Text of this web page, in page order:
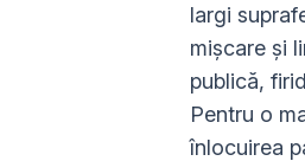
largi
mişcare şi
publică,
Pentru o
înlocuirea